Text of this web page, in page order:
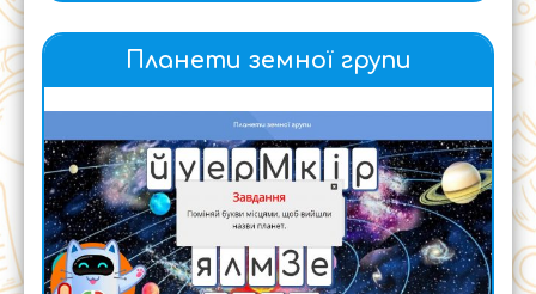
Планети земної групи